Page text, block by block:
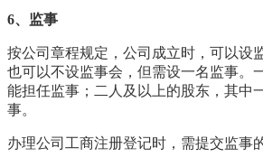
6、监事
按公司章程规定，公司成立时，可以设
也可以不设监事会，但需设一名监事。
能担任监事；二人及以上的股东，其中
事。
办理公司工商注册登记时，需提交监事